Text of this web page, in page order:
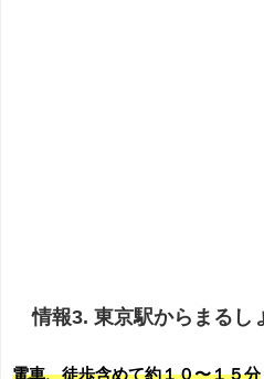
情報3. 東京駅からまるし
電車、徒歩含めて約１０〜１５分